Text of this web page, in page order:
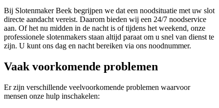
Bij Slotenmaker Beek begrijpen we dat een noodsituatie met uw slot
directe aandacht vereist. Daarom bieden wij een 24/7 noodservice
aan. Of het nu midden in de nacht is of tijdens het weekend, onze
professionele slotenmakers staan altijd paraat om u snel van dienst te
zijn. U kunt ons dag en nacht bereiken via ons noodnummer.
Vaak voorkomende problemen
Er zijn verschillende veelvoorkomende problemen waarvoor
mensen onze hulp inschakelen: